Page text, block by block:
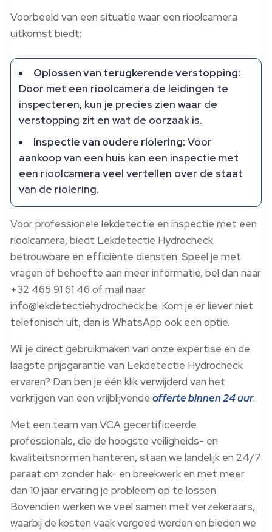
Voorbeeld van een situatie waar een rioolcamera
uitkomst biedt:
Oplossen van terugkerende verstopping:
Door met een rioolcamera de leidingen te
inspecteren, kun je precies zien waar de
verstopping zit en wat de oorzaak is.
Inspectie van oudere riolering: Voor
aankoop van een huis kan een inspectie met
een rioolcamera veel vertellen over de staat
van de riolering.
Voor professionele lekdetectie en inspectie met een
rioolcamera, biedt Lekdetectie Hydrocheck
betrouwbare en efficiënte diensten. Speel je met
vragen of behoefte aan meer informatie, bel dan naar
+32 465 91 61 46 of mail naar
info@lekdetectiehydrocheck.be. Kom je er liever niet
telefonisch uit, dan is WhatsApp ook een optie.
Wil je direct gebruikmaken van onze expertise en de
laagste prijsgarantie van Lekdetectie Hydrocheck
ervaren? Dan ben je één klik verwijderd van het
verkrijgen van een vrijblijvendeofferte binnen 24 uur.
Met een team van VCA gecertificeerde
professionals, die de hoogste veiligheids- en
kwaliteitsnormen hanteren, staan we landelijk en 24/7
paraat om zonder hak- en breekwerk en met meer
dan 10 jaar ervaring je probleem op te lossen.
Bovendien werken we veel samen met verzekeraars,
waarbij de kosten vaak vergoed worden en bieden we